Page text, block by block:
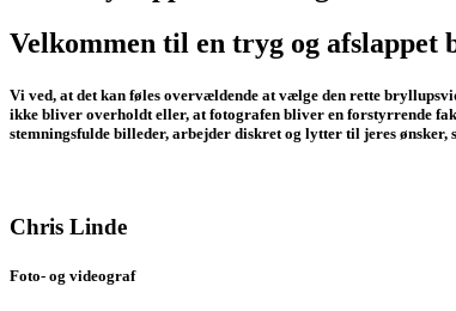
Velkommen til en tryg og afslappet
Vi ved, at det kan føles overvældende at vælge den rette
ikke bliver overholdt eller, at fotografen bliver en forstyrrende
stemningsfulde billeder, arbejder diskret og lytter til jeres ønsker,
Chris Linde
Foto- og videograf